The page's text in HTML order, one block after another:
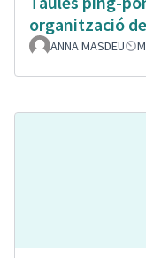
organització
ANNA MASDEU